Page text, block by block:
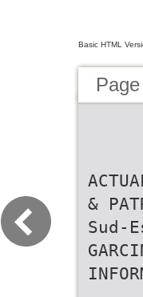
Basic HTML
&
Sud-